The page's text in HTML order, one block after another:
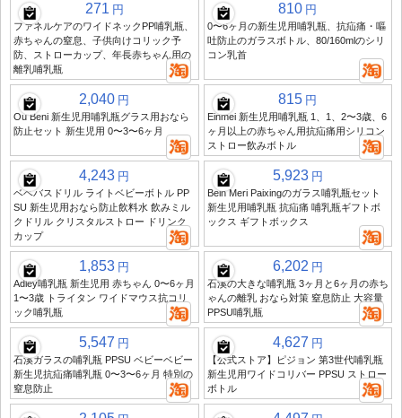
271 円
ファネルケアのワイドネックPP哺乳瓶、
赤ちゃんの窒息、子供向けコリック予
防、ストローカップ、年長赤ちゃん用の
離乳哺乳瓶
810 円
0〜6ヶ月の新生児用哺乳瓶、抗疝痛・嘔
吐防止のガラスボトル、80/160mlのシリ
コン乳首
2,040 円
Ou Beni 新生児用哺乳瓶グラス用おなら
防止セット 新生児用 0〜3〜6ヶ月
815 円
Einmei 新生児用哺乳瓶 1、1、2〜3歳、6
ヶ月以上の赤ちゃん用抗疝痛用シリコン
ストロー飲みボトル
4,243 円
ベベバスドリル ライトベビーボトル PP
SU 新生児用おなら防止飲料水 飲みミル
クドリル クリスタルストロー ドリンク
カップ
5,923 円
Bein Meri Paixingのガラス哺乳瓶セット
新生児用哺乳瓶 抗疝痛 哺乳瓶ギフトボ
ックス ギフトボックス
1,853 円
Adley哺乳瓶 新生児用 赤ちゃん 0〜6ヶ月
1〜3歳 トライタン ワイドマウス抗コリ
ック哺乳瓶
6,202 円
石溪の大きな哺乳瓶 3ヶ月と6ヶ月の赤ち
ゃんの離乳 おなら対策 窒息防止 大容量
PPSU哺乳瓶
5,547 円
石溪ガラスの哺乳瓶 PPSU ベビーベビー
新生児抗疝痛哺乳瓶 0〜3〜6ヶ月 特別の
窒息防止
4,627 円
【公式ストア】ピジョン 第3世代哺乳瓶
新生児用ワイドコリバー PPSU ストロー
ボトル